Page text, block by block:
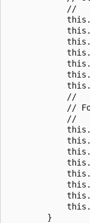
            //
            //
//
            //
        }